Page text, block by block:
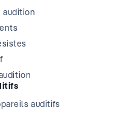
auditifs